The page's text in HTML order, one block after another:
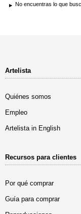
No encuentras lo que
Artelista
Quiénes somos
Empleo
Artelista in English
Recursos para clientes
Por qué comprar
Guía para comprar